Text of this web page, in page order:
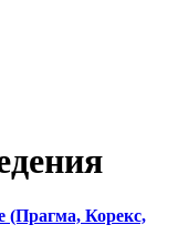
(Прагма, Корекс,